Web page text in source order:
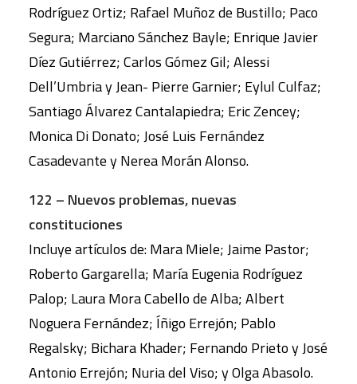
Rodríguez Ortiz; Rafael Muñoz de Bustillo; Paco
Segura; Marciano Sánchez Bayle; Enrique Javier
Díez Gutiérrez; Carlos Gómez Gil; Alessi
Dell’Umbria y Jean- Pierre Garnier; Eylul Culfaz;
Santiago Álvarez Cantalapiedra; Eric Zencey;
Monica Di Donato; José Luis Fernández
Casadevante y Nerea Morán Alonso.
122 – Nuevos problemas, nuevas
constituciones
Incluye artículos de: Mara Miele; Jaime Pastor;
Roberto Gargarella; María Eugenia Rodríguez
Palop; Laura Mora Cabello de Alba; Albert
Noguera Fernández; Íñigo Errejón; Pablo
Regalsky; Bichara Khader; Fernando Prieto y José
Antonio Errejón; Nuria del Viso; y Olga Abasolo.